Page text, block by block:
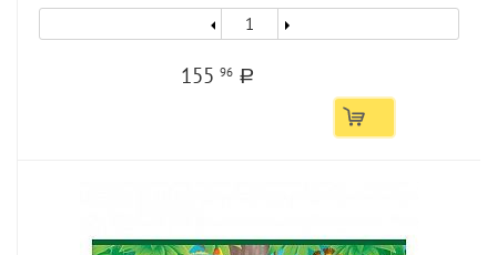
15596 a